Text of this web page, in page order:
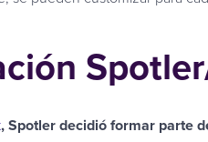
, Spotler decidió formar parte